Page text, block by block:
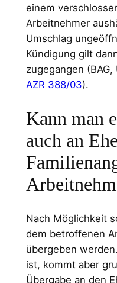
einem
Arbeitnehmer
Umschlag
Kündigung gilt
zugegangen
AZR 388/03).
Kann man
auch an
Nach Möglichkeit
dem betroffenen
übergeben
ist, kommt aber
Übergabe an den